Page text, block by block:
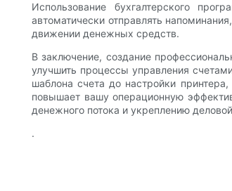
Использование бухгалтерского
автоматически отправлять
движении денежных средств.
В заключение, создание
улучшить процессы управления
шаблона счета до настройки
повышает вашу операционную
денежного потока и укреплению
.